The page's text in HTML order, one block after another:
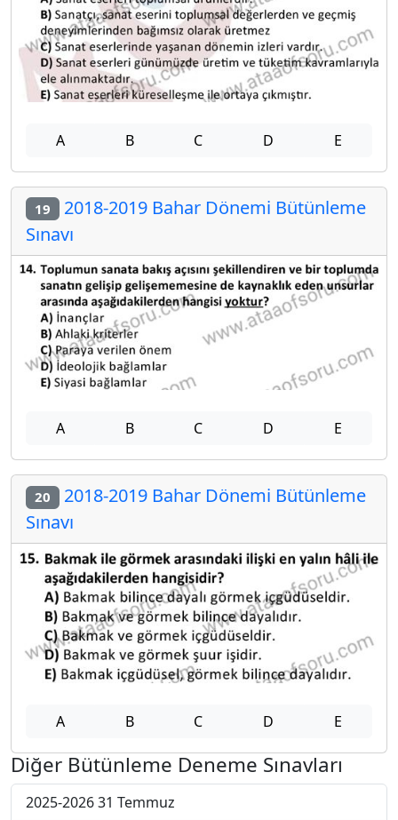
A B C D E
19 2018-2019 Bahar Dönemi Bütünleme
Sınavı
A B C D E
20 2018-2019 Bahar Dönemi Bütünleme
Sınavı
A B C D E
Diğer Bütünleme Deneme Sınavları
2025-2026 31 Temmuz